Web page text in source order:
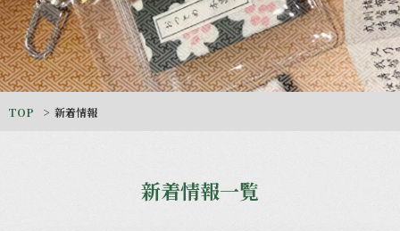
TOP 新着情報
新着情報一覧